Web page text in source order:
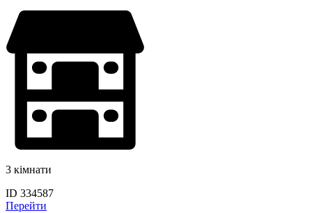
3 кімнати
ID 334587
Перейти